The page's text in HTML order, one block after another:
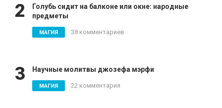
2
Голубь сидит на балконе или окне: народные
предметы
МАГИЯ 38 комментариев
3 Научные молитвы джозефа мэрфи
МАГИЯ 22 комментария